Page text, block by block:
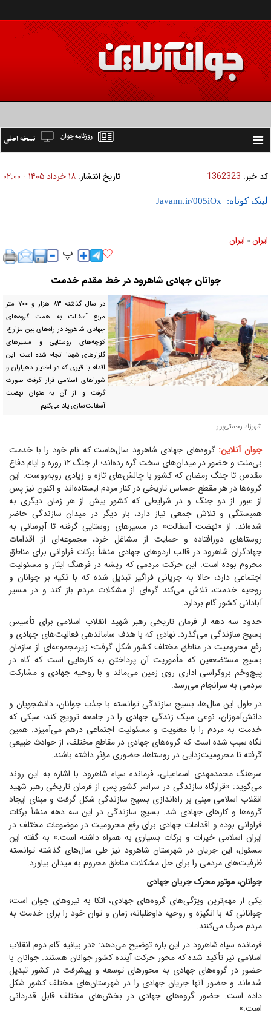
Toggle
نسخه اصلی روزنامه جوان
کد خبر: 1362323 تاریخ انتشار: ۱۸ خرداد ۱۴۰۵ - ۰۲:۰۰
لینک کوتاه:
ايران » ايران
جوانان جهادی شاهرود در خط مقدم خدمت
در سال گذشته ۸۳ هزار و ۷۰۰ متر
مربع آسفالت به همت گروه‌های
جهادی شاهرود در راه‌های بین مزارع،
کوچه‌های روستایی و مسیر‌های
گلزار‌های شهدا انجام شده است. این
اقدام با قیری که در اختیار دهیاران و
شورا‌های اسلامی قرار گرفت صورت
گرفت و از آن به عنوان نهضت
آسفالت‌سازی یاد می‌کنیم
شهرزاد رحمتی‌پور
جوان آنلاین:گروه‌های جهادی شاهرود سال‌هاست که نام خود را با خدمت
بی‌منت و حضور در میدان‌های سخت گره زده‌اند؛ از جنگ ۱۲ روزه و ایام دفاع
مقدس تا جنگ رمضان که کشور با چالش‌های تازه و زیادی روبه‌روست. این
گروه‌ها در هر مقطع حساس تاریخی در کنار مردم ایستاده‌اند و اکنون نیز پس
از عبور از دو جنگ و در شرایطی که کشور بیش از هر زمان دیگری به
همبستگی و تلاش جمعی نیاز دارد، بار دیگر در میدان سازندگی حاضر
شده‌اند. از «نهضت آسفالت» در مسیر‌های روستایی گرفته تا آبرسانی به
روستا‌های دورافتاده و حمایت از مشاغل خرد، مجموعه‌ای از اقدامات
جهادگران شاهرود در قالب اردو‌های جهادی منشأ برکات فراوانی برای مناطق
محروم بوده است. این حرکت مردمی که ریشه در فرهنگ ایثار و مسئولیت
اجتماعی دارد، حالا به جریانی فراگیر تبدیل شده که با تکیه بر جوانان و
روحیه خدمت، تلاش می‌کند گره‌ای از مشکلات مردم باز کند و در مسیر
آبادانی کشور گام بردارد.
حدود سه دهه از فرمان تاریخی رهبر شهید انقلاب اسلامی برای تأسیس
بسیج سازندگی می‌گذرد. نهادی که با هدف ساماندهی فعالیت‌های جهادی و
رفع محرومیت در مناطق مختلف کشور شکل گرفت؛ زیرمجموعه‌ای از سازمان
بسیج مستضعفین که مأموریت آن پرداختن به کار‌هایی است که گاه در
پیچ‌وخم بروکراسی اداری روی زمین می‌ماند و با روحیه جهادی و مشارکت
مردمی به سرانجام می‌رسد.
در طول این سال‌ها، بسیج سازندگی توانسته با جذب جوانان، دانشجویان و
دانش‌آموزان، نوعی سبک زندگی جهادی را در جامعه ترویج کند؛ سبکی که
خدمت به مردم را با معنویت و مسئولیت اجتماعی درهم می‌آمیزد. همین
نگاه سبب شده است که گروه‌های جهادی در مقاطع مختلف، از حوادث طبیعی
گرفته تا محرومیت‌زدایی در روستاها، حضوری مؤثر داشته باشند.
سرهنگ محمدمهدی اسماعیلی، فرمانده سپاه شاهرود با اشاره به این روند
می‌گوید: «قرارگاه سازندگی در سراسر کشور پس از فرمان تاریخی رهبر شهید
انقلاب اسلامی مبنی بر راه‌اندازی بسیج سازندگی شکل گرفت و مبنای ایجاد
گروه‌ها و کار‌های جهادی شد. بسیج سازندگی در این سه دهه منشأ برکات
فراوانی بوده و اقدامات جهادی برای رفع محرومیت در موضوعات مختلف در
ایران اسلامی خیرات و برکات بسیاری به همراه داشته است.» به گفته این
مسئول، این جریان در شهرستان شاهرود نیز طی سال‌های گذشته توانسته
ظرفیت‌های مردمی را برای حل مشکلات مناطق محروم به میدان بیاورد.
جوانان، موتور محرک جریان جهادی
یکی از مهم‌ترین ویژگی‌های گروه‌های جهادی، اتکا به نیرو‌های جوان است؛
جوانانی که با انگیزه و روحیه داوطلبانه، زمان و توان خود را برای خدمت به
مردم صرف می‌کنند.
فرمانده سپاه شاهرود در این باره توضیح می‌دهد: «در بیانیه گام دوم انقلاب
اسلامی نیز تأکید شده که محور حرکت آینده کشور جوانان هستند. جوانان با
حضور در گروه‌های جهادی به محور‌های توسعه و پیشرفت در کشور تبدیل
شده‌اند و حضور آنها جریان جهادی را در شهرستان‌های مختلف کشور شکل
داده است. حضور گروه‌های جهادی در بخش‌های مختلف قابل قدردانی
است.»